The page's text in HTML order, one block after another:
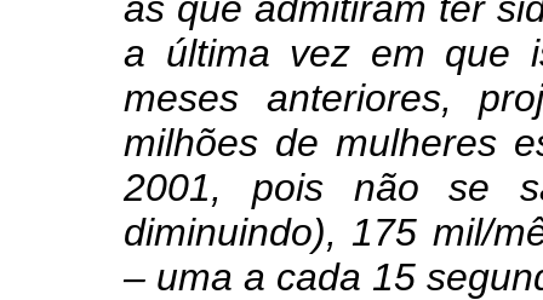
a última vez em que
meses anteriores,
milhões de mulheres
2001, pois não se
diminuindo), 175 mil/
– uma a cada 15